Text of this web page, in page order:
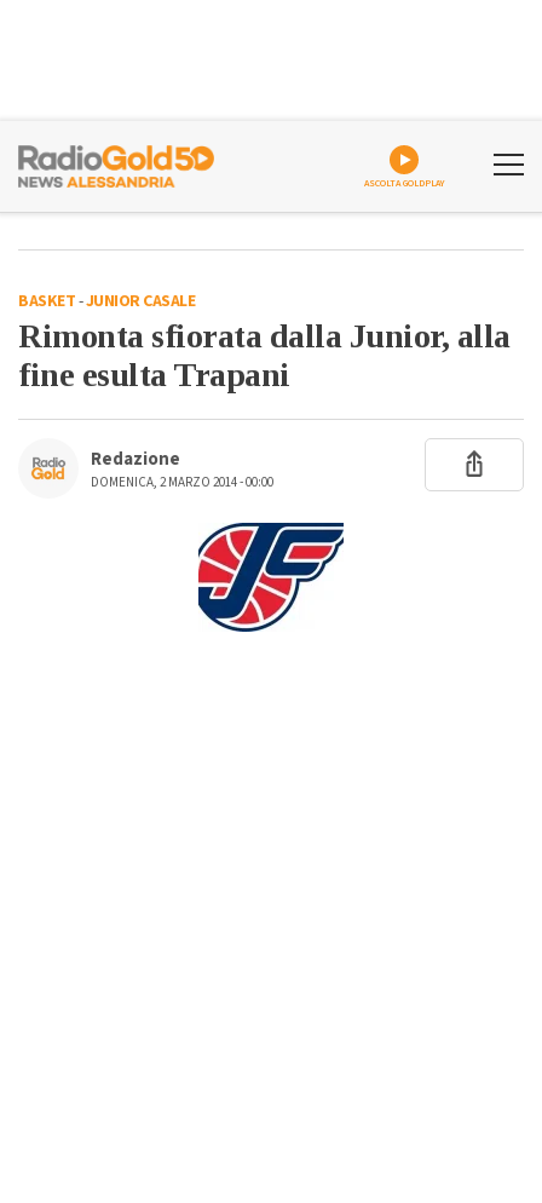
ASCOLTA GOLDPLAY
BASKET-JUNIOR CASALE
Rimonta sfiorata dalla Junior, alla
fine esulta Trapani
Redazione
DOMENICA, 2 MARZO 2014 - 00:00